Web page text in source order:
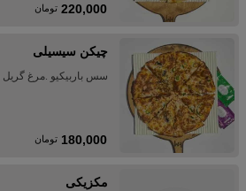
220,000 تومان
چیکن سیسیلی
سس باربیکیو .مرغ گریل
180,000 تومان
مکزیکی